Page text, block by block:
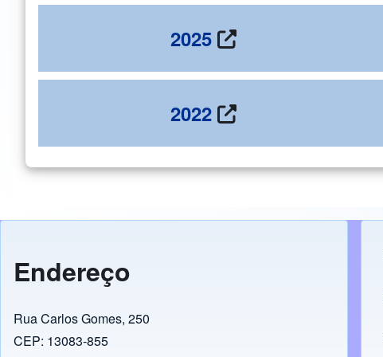
2025
2022
Endereço
Rua Carlos Gomes, 250
CEP: 13083-855